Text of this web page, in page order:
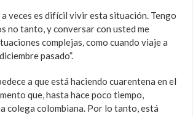
a veces es difícil vivir esta situación. Tengo
no tanto, y conversar con usted me
complejas, como cuando viaje a
pasado”.
a que está haciendo cuarentena en el
que, hasta hace poco tiempo,
colega colombiana. Por lo tanto, está